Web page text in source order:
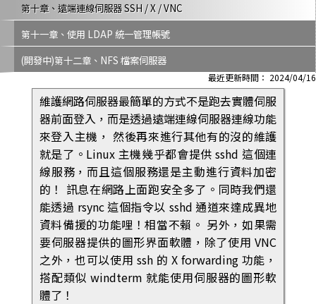
第十章、遠端連線伺服器 SSH / X / VNC
第十一章、使用 LDAP 統一管理帳號
(開發中)第十二章、NFS 檔案伺服器
最近更新時間： 2024/04/16
維護網路伺服器最簡單的方式不是跑去實體伺服
器前面登入，而是透過遠端連線伺服器連線功能
來登入主機， 然後再來進行其他有的沒的維護
就是了。Linux 主機幾乎都會提供 sshd 這個連
線服務，而且這個服務還是主動進行資料加密
的！ 訊息在網路上面跑安全多了。同時我們還
能透過 rsync 這個指令以 sshd 通道來達成異地
資料備援的功能哩！相當不賴。 另外，如果需
要伺服器提供的圖形界面軟體，除了使用 VNC
之外，也可以使用 ssh 的 X forwarding 功能，
搭配類似 windterm 就能使用伺服器的圖形軟
體了！